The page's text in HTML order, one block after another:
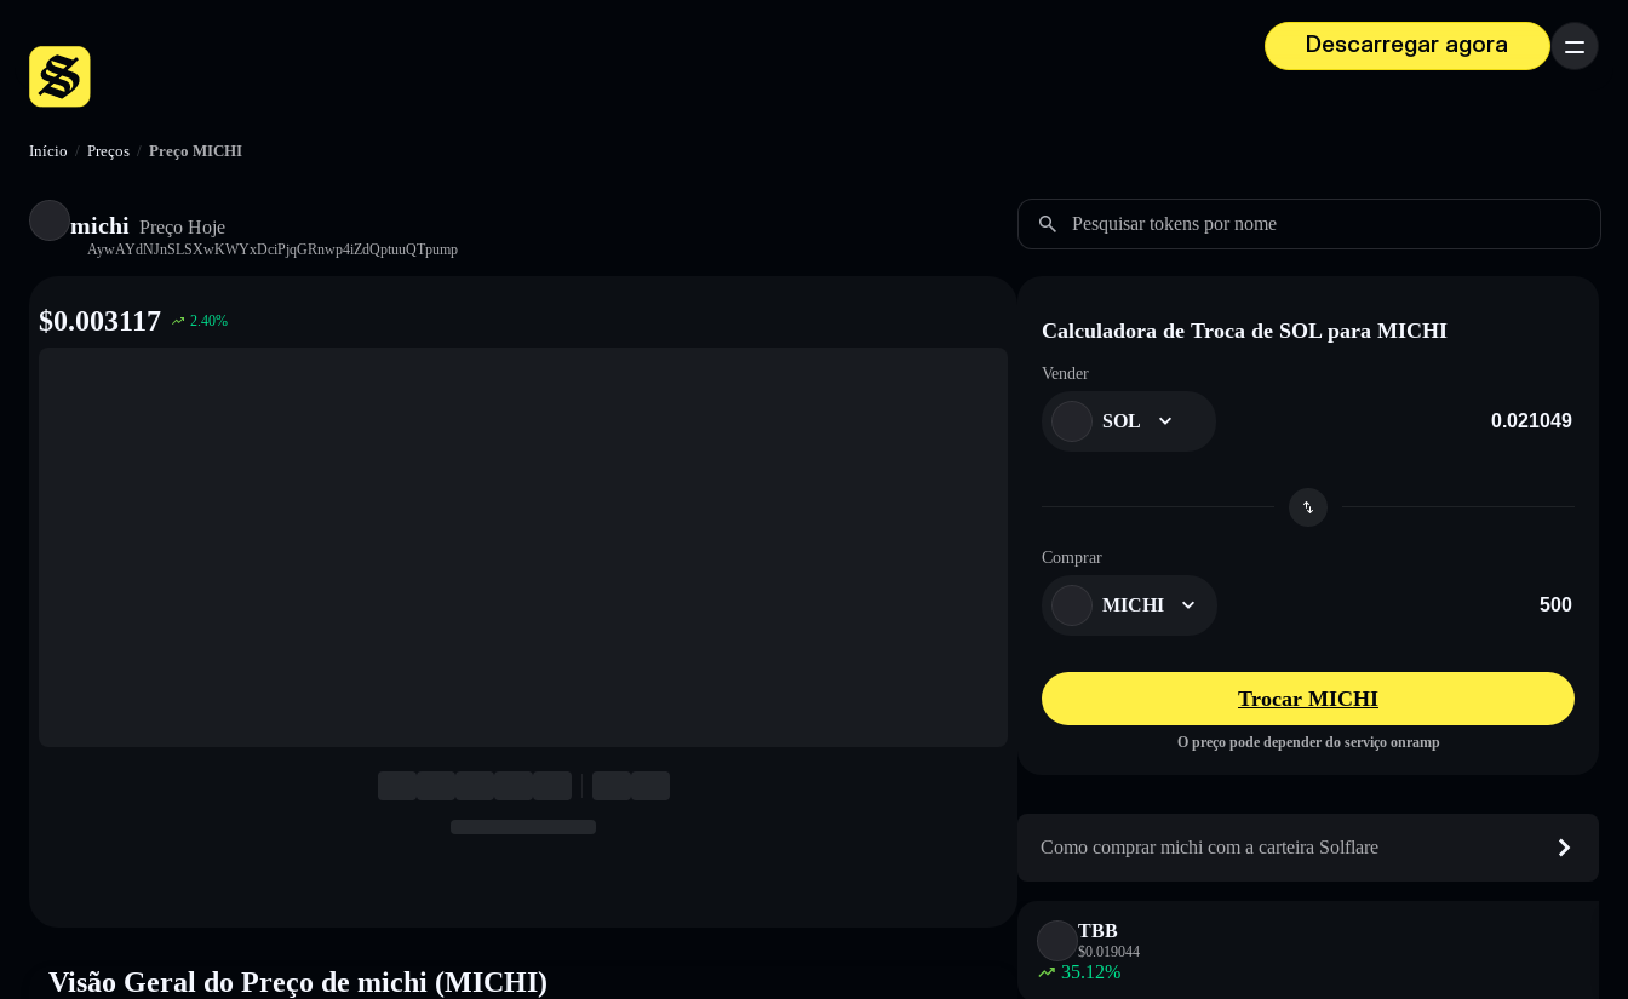
Descarregar agora
Menu
Início / Preços / Preço MICHI
michi Preço Hoje
AywAYdNJnSLSXwKWYxDciPjqGRnwp4iZdQptuuQTpump
Pesquisar tokens por nome
$0.003117 2.40%
Visão Geral do Preço de michi (MICHI)
Calculadora de Troca de SOL para MICHI
Vender
SOL
Comprar
MICHI
Trocar MICHI
O preço pode depender do serviço onramp
Como comprar michi com a carteira Solflare
TBB
$0.019044
35.12%